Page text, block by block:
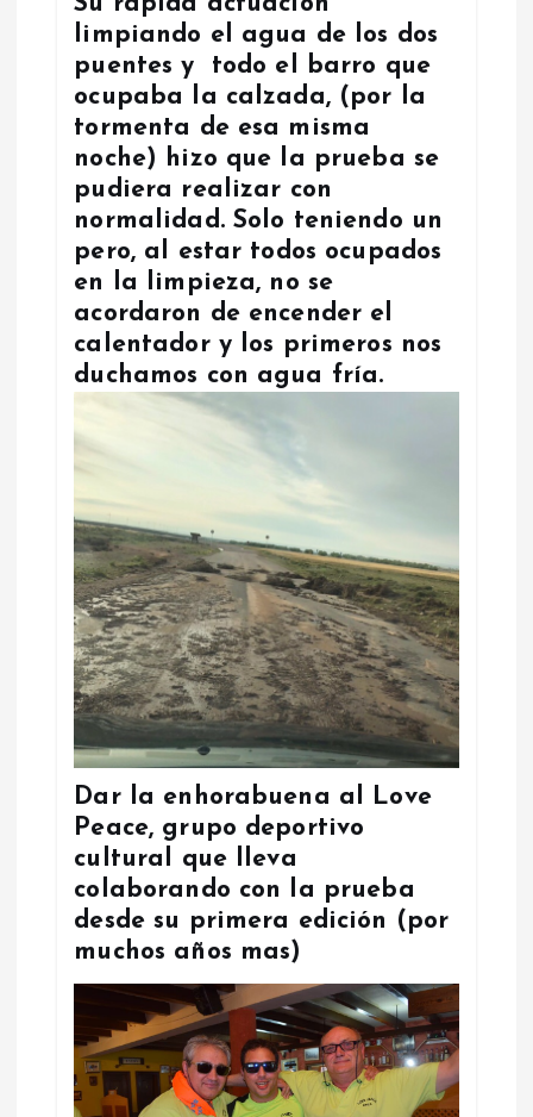
limpiando el agua de los dos
puentes y todo el barro que
ocupaba la calzada, (por la
tormenta de esa misma
noche) hizo que la prueba se
pudiera realizar con
normalidad. Solo teniendo un
pero, al estar todos ocupados
en la limpieza, no se
acordaron de encender el
calentador y los primeros nos
duchamos con agua fría.
Dar la enhorabuena al Love
Peace, grupo deportivo
cultural que lleva
colaborando con la prueba
desde su primera edición (por
muchos años mas)